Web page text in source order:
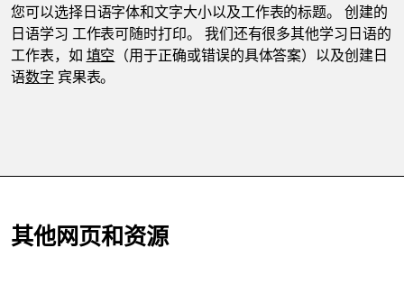
您可以选择日语字体和文字大小以及工作表的标题。 创建的
日语学习 工作表可随时打印。 我们还有很多其他学习日语的
工作表，如 填空 （用于正确或错误的具体答案）以及创建日
语数字 宾果表。
其他网页和资源